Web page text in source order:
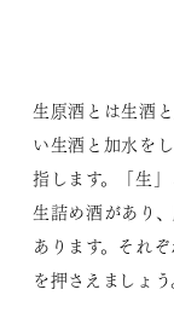
生原酒とは生酒
い生酒と加水を
指します。「生
生詰め酒があり
あります。それ
を押さえましょう